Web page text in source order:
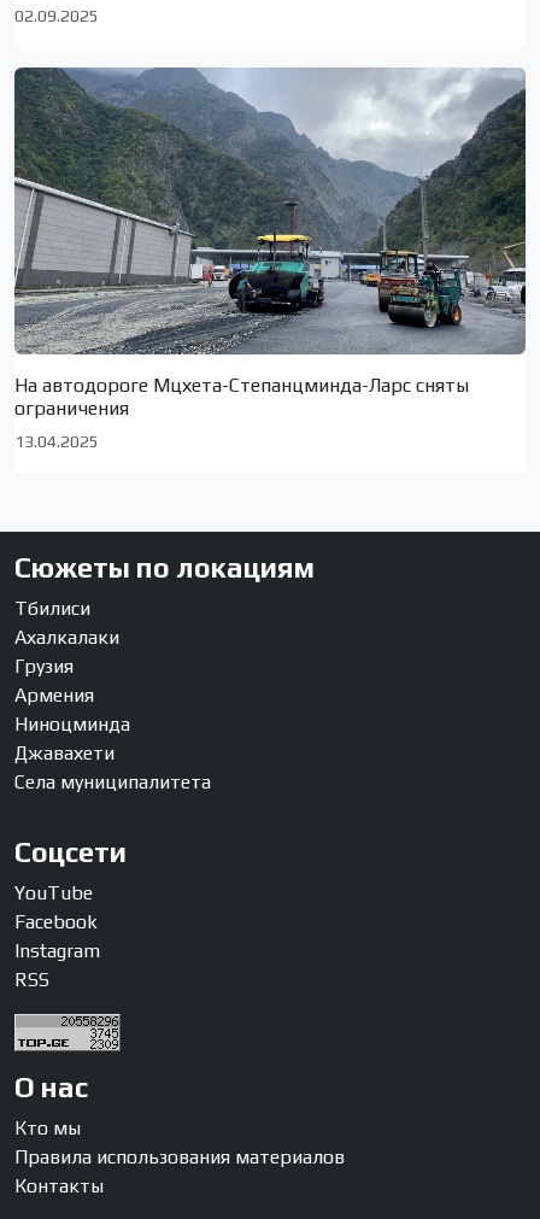
02.09.2025
На автодороге Мцхета-Степанцминда-Ларс сняты
ограничения
13.04.2025
Сюжеты по локациям
Тбилиси
Ахалкалаки
Грузия
Армения
Ниноцминда
Джавахети
Села муниципалитета
Соцсети
YouTube
Facebook
Instagram
RSS
О нас
Кто мы
Правила использования материалов
Контакты